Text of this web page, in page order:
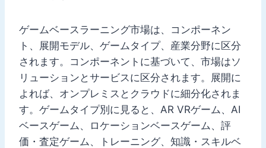
ゲームベースラーニング市場は、コンポーネン
ト、展開モデル、ゲームタイプ、産業分野に区分
されます。コンポーネントに基づいて、市場はソ
リューションとサービスに区分されます。展開に
よれば、オンプレミスとクラウドに細分化されま
す。ゲームタイプ別に見ると、AR VRゲーム、AI
ベースゲーム、ロケーションベースゲーム、評
価・査定ゲーム、トレーニング、知識・スキルベ